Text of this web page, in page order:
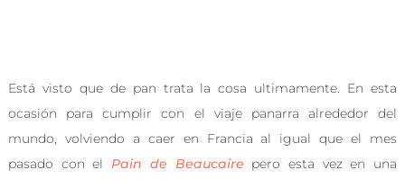
Está visto que de pan trata la cosa ultimamente. En esta
ocasión para cumplir con el viaje panarra alrededor del
mundo, volviendo a caer en Francia al igual que el mes
pasado con elPain de Beaucaire pero esta vez en una